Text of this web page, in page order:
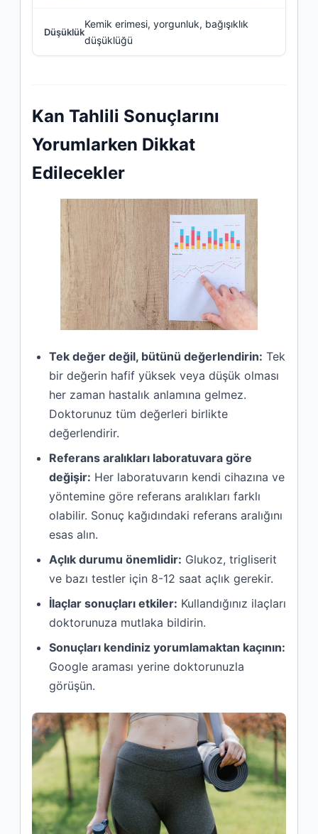
Kemik erimesi, yorgunluk, bağışıklık
düşüklüğü
Kan Tahlili Sonuçlarını
Yorumlarken Dikkat
Edilecekler
Tek değer değil, bütünü değerlendirin: Tek
bir değerin hafif yüksek veya düşük olması
her zaman hastalık anlamına gelmez.
Doktorunuz tüm değerleri birlikte
değerlendirir.
Referans aralıkları laboratuvara göre
değişir: Her laboratuvarın kendi cihazına ve
yöntemine göre referans aralıkları farklı
olabilir. Sonuç kağıdındaki referans aralığını
esas alın.
Açlık durumu önemlidir: Glukoz, trigliserit
ve bazı testler için 8-12 saat açlık gerekir.
İlaçlar sonuçları etkiler: Kullandığınız ilaçları
doktorunuza mutlaka bildirin.
Sonuçları kendiniz yorumlamaktan kaçının:
Google araması yerine doktorunuzla
görüşün.